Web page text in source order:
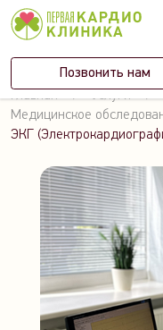
Позвонить нам
Главная
Услуги
Медицинское
ЭКГ